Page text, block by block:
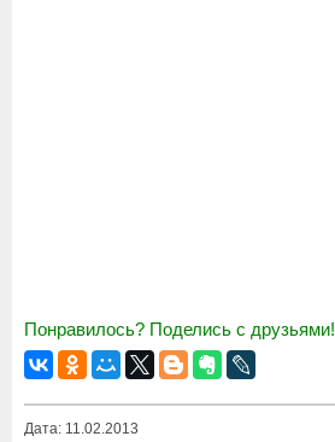
Понравилось? Поделись с друзьями!
Дата: 11.02.2013